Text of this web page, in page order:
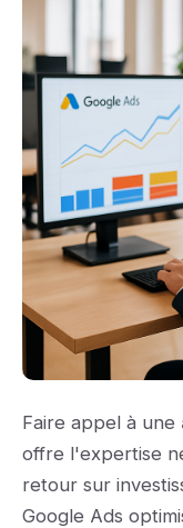
Faire appel à une
offre l'expertise
retour sur
Google Ads